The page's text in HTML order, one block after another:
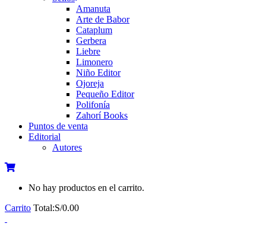
Amanuta
Arte de Babor
Cataplum
Gerbera
Liebre
Limonero
Niño Editor
Ojoreja
Pequeño Editor
Polifonía
Zahorí Books
Puntos de venta
Editorial
Autores
No hay productos en el carrito.
Carrito Total:S/0.00